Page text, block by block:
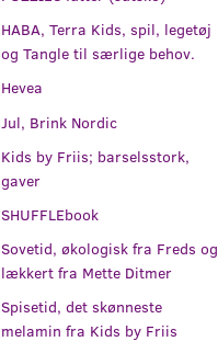
HABA, Terra Kids, spil, legetøj
og Tangle til særlige behov.
Hevea
Jul, Brink Nordic
Kids by Friis; barselsstork,
gaver
SHUFFLEbook
Sovetid, økologisk fra Freds og
lækkert fra Mette Ditmer
Spisetid, det skønneste
melamin fra Kids by Friis